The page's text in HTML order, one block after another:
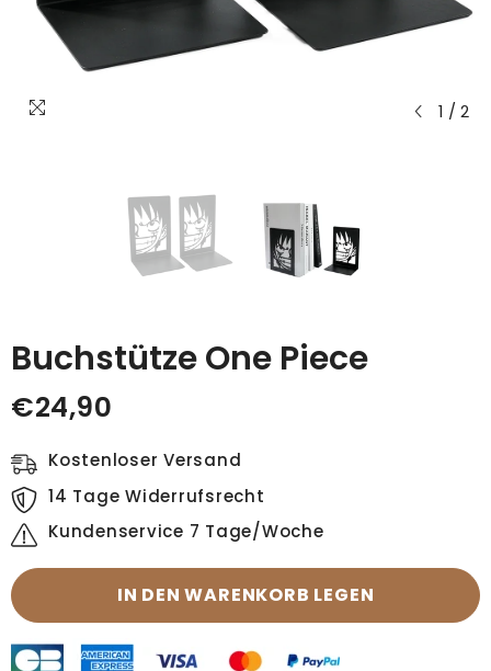
1 / 2
Buchstütze One Piece
€24,90
Kostenloser Versand
14 Tage Widerrufsrecht
Kundenservice 7 Tage/Woche
IN DEN WARENKORB LEGEN